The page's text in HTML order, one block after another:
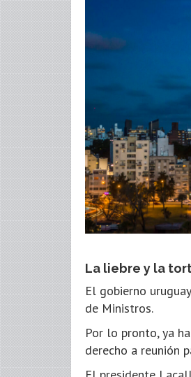
La liebre y la
El gobierno
de Ministros.
Por lo pronto, ya
derecho a reunión